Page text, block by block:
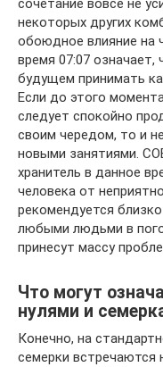
сочетание вовсе не
некоторых других
обоюдное влияние на
время 07:07
будущем принимать
Если до этого
следует спокойно
своим чередом, то и
новыми занятиями.
хранитель в данное
человека от
рекомендуется
любыми людьми в
принесут массу
Что могут
нулями и
Конечно, на
семерки встречаются